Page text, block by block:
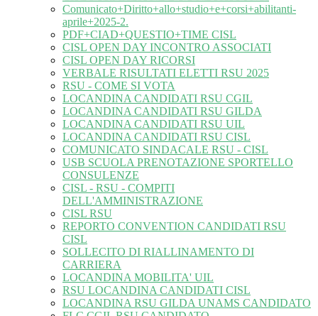
Comunicato+Diritto+allo+studio+e+corsi+abilitanti-
aprile+2025-2.
PDF+CIAD+QUESTIO+TIME CISL
CISL OPEN DAY INCONTRO ASSOCIATI
CISL OPEN DAY RICORSI
VERBALE RISULTATI ELETTI RSU 2025
RSU - COME SI VOTA
LOCANDINA CANDIDATI RSU CGIL
LOCANDINA CANDIDATI RSU GILDA
LOCANDINA CANDIDATI RSU UIL
LOCANDINA CANDIDATI RSU CISL
COMUNICATO SINDACALE RSU - CISL
USB SCUOLA PRENOTAZIONE SPORTELLO
CONSULENZE
CISL - RSU - COMPITI
DELL'AMMINISTRAZIONE
CISL RSU
REPORTO CONVENTION CANDIDATI RSU
CISL
SOLLECITO DI RIALLINAMENTO DI
CARRIERA
LOCANDINA MOBILITA' UIL
RSU LOCANDINA CANDIDATI CISL
LOCANDINA RSU GILDA UNAMS CANDIDATO